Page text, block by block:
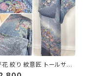
絞り 紋意匠 トールサイ
彩 訪問着 正絹 袷 青 ブル